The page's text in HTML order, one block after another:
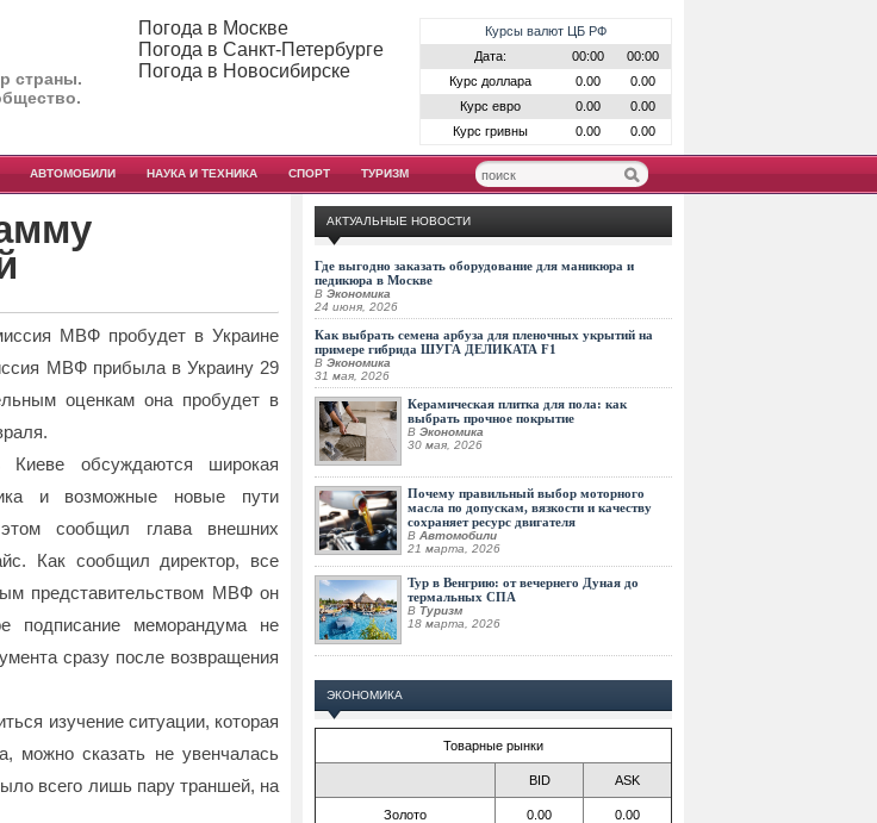
страны.
Курсы валют ЦБ РФ
Дата:
00:00
00:00
Курс доллара
0.00
0.00
Курс евро
0.00
0.00
Курс гривны
0.00 0.00
Погода в Москве
Погода в Санкт-Петербурге
Погода в Новосибирске
АВТОМОБИЛИ НАУКА И ТЕХНИКА СПОРТ ТУРИЗМ
МВФ пробудет в Украине
МВФ прибыла в Украину 29
оценкам она пробудет в
обсуждаются широкая
и возможные новые пути
сообщил глава внешних
Как сообщил директор, все
представительством МВФ он
подписание меморандума не
сразу после возвращения
изучение ситуации, которая
можно сказать не увенчалась
всего лишь пару траншей, на
АКТУАЛЬНЫЕ НОВОСТИ
Где выгодно заказать оборудование для маникюра и
педикюра в Москве
В Экономика
24 июня, 2026
Как выбрать семена арбуза для пленочных укрытий на
примере гибрида ШУГА ДЕЛИКАТА F1
В Экономика
31 мая, 2026
Керамическая плитка для пола: как
выбрать прочное покрытие
В Экономика
30 мая, 2026
Почему правильный выбор моторного
масла по допускам, вязкости и качеству
сохраняет ресурс двигателя
В Автомобили
21 марта, 2026
Тур в Венгрию: от вечернего Дуная до
термальных СПА
В Туризм
18 марта, 2026
ЭКОНОМИКА
Товарные рынки
BID ASK
Золото 0.00 0.00